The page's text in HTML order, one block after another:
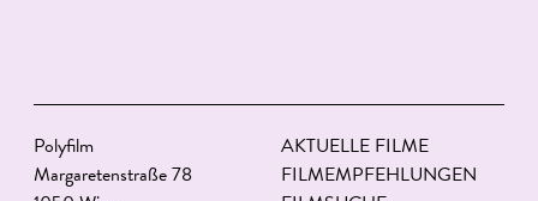
Polyfilm
Margaretenstraße 78
AKTUELLE FILME
FILMEMPFEHLUNGEN